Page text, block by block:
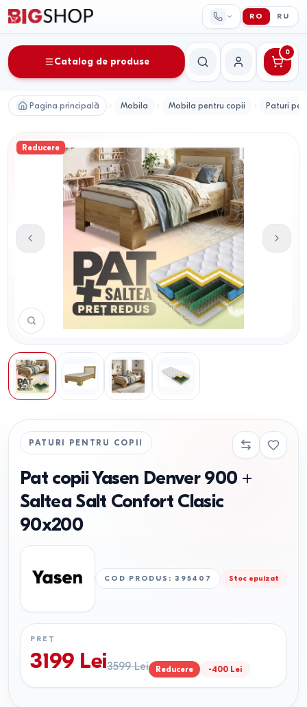
RO RU
Catalog de produse
CăutareContul meu
0
Pagina principală Mobila Mobila pentru copii Paturi
Reducere
PATURI PENTRU COPII
Pat copii Yasen Denver 900 +
Saltea Salt Confort Clasic
90x200
COD PRODUS :395407 Stoc epuizat
PREȚ
3199 Lei3599 Lei Reducere -400 Lei